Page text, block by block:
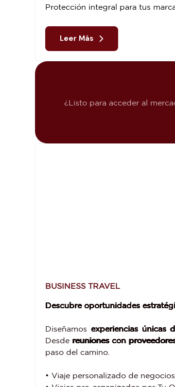
Protección integral para tus
Leer Más
¿Listo para acceder al
BUSINESS TRAVEL
Descubre oportunidades
Diseñamos experiencias únicas
Desde reuniones con
paso del camino.
• Viaje personalizado de